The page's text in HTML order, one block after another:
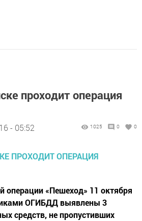
проходит операция
- 05:52 1025 0 0
операции «Пешеход» 11 октября
ОГИБДД выявлены 3
средств, не пропустивших